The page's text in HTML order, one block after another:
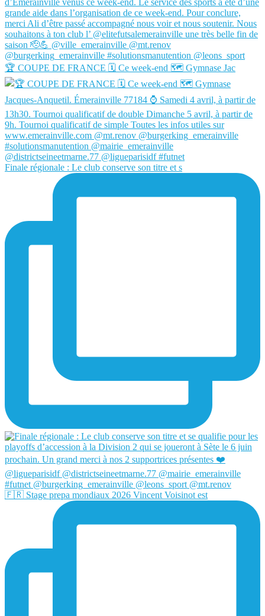
🏆 COUPE DE FRANCE 🗓️ Ce week-end 🗺️ Gymnase Jac
Finale régionale : Le club conserve son titre et s
🇫🇷 Stage prepa mondiaux 2026 Vincent Voisinot est